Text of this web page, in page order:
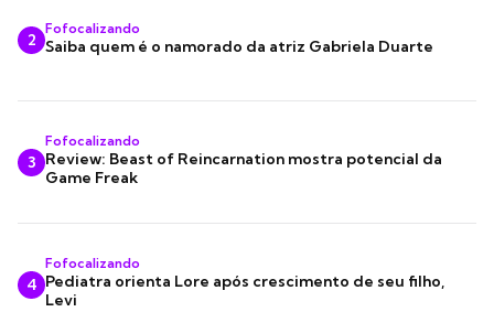
2
Fofocalizando
Saiba quem é o namorado da atriz Gabriela Duarte
3
Fofocalizando
Review: Beast of Reincarnation mostra potencial da
Game Freak
4
Fofocalizando
Pediatra orienta Lore após crescimento de seu filho,
Levi